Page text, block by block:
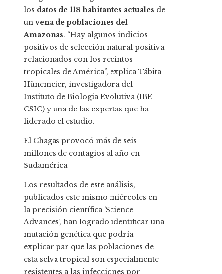
los datos de 118 habitantes actuales de
un vena de poblaciones del
Amazonas. “Hay algunos indicios
positivos de selección natural positiva
relacionados con los recintos
tropicales de América”, explica Tábita
Hünemeier, investigadora del
Instituto de Biología Evolutiva (IBE-
CSIC) y una de las expertas que ha
liderado el estudio.
El Chagas provocó más de seis
millones de contagios al año en
Sudamérica
Los resultados de este análisis,
publicados este mismo miércoles en
la precisión científica ‘Science
Advances’, han logrado identificar una
mutación genética que podría
explicar par que las poblaciones de
esta selva tropical son especialmente
resistentes a las infecciones por